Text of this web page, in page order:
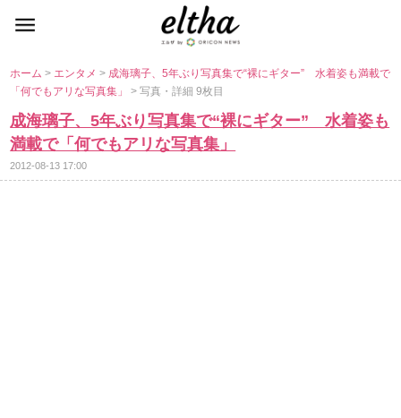
ホーム> エンタメ> 成海璃子、5年ぶり写真集で“裸にギター” 水着姿も満載で
「何でもアリな写真集」> 写真・詳細 9枚目
成海璃子、5年ぶり写真集で“裸にギター” 水着姿も
満載で「何でもアリな写真集」
2012-08-13 17:00